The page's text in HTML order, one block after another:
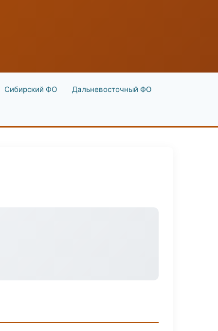
Сибирский ФО Дальневосточный ФО